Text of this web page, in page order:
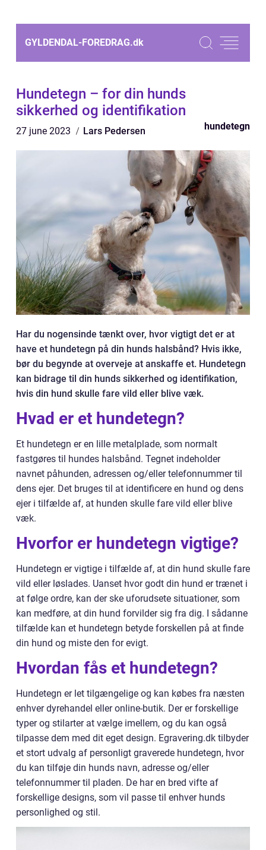
GYLDENDAL-FOREDRAG.dk
Hundetegn – for din hunds
sikkerhed og identifikation
27 june 2023 Lars Pedersen hundetegn
Har du nogensinde tænkt over, hvor vigtigt det er at
have et hundetegn på din hunds halsbånd? Hvis ikke,
bør du begynde at overveje at anskaffe et. Hundetegn
kan bidrage til din hunds sikkerhed og identifikation,
hvis din hund skulle fare vild eller blive væk.
Hvad er et hundetegn?
Et hundetegn er en lille metalplade, som normalt
fastgøres til hundes halsbånd. Tegnet indeholder
navnet påhunden, adressen og/eller telefonnummer til
dens ejer. Det bruges til at identificere en hund og dens
ejer i tilfælde af, at hunden skulle fare vild eller blive
væk.
Hvorfor er hundetegn vigtige?
Hundetegn er vigtige i tilfælde af, at din hund skulle fare
vild eller løslades. Uanset hvor godt din hund er trænet i
at følge ordre, kan der ske uforudsete situationer, som
kan medføre, at din hund forvilder sig fra dig. I sådanne
tilfælde kan et hundetegn betyde forskellen på at finde
din hund og miste den for evigt.
Hvordan fås et hundetegn?
Hundetegn er let tilgængelige og kan købes fra næsten
enhver dyrehandel eller online-butik. Der er forskellige
typer og stilarter at vælge imellem, og du kan også
tilpasse dem med dit eget design. Egravering.dk tilbyder
et stort udvalg af personligt graverede hundetegn, hvor
du kan tilføje din hunds navn, adresse og/eller
telefonnummer til pladen. De har en bred vifte af
forskellige designs, som vil passe til enhver hunds
personlighed og stil.